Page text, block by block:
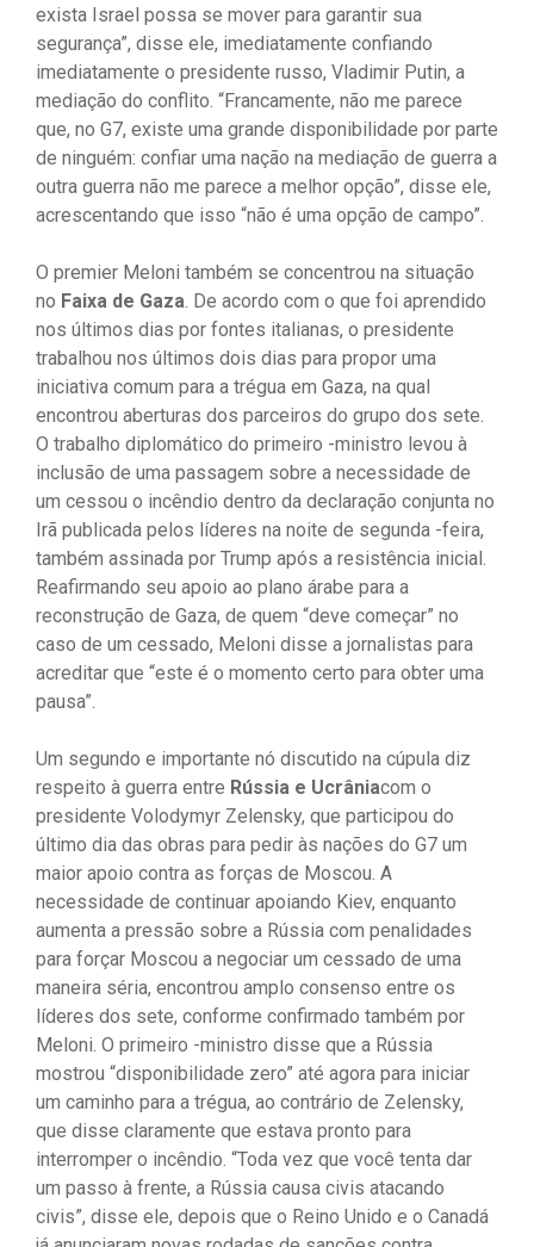
exista Israel possa se mover para garantir sua
segurança”, disse ele, imediatamente confiando
imediatamente o presidente russo, Vladimir Putin, a
mediação do conflito. “Francamente, não me parece
que, no G7, existe uma grande disponibilidade por parte
de ninguém: confiar uma nação na mediação de guerra a
outra guerra não me parece a melhor opção”, disse ele,
acrescentando que isso “não é uma opção de campo”.
O premier Meloni também se concentrou na situação
no Faixa de Gaza. De acordo com o que foi aprendido
nos últimos dias por fontes italianas, o presidente
trabalhou nos últimos dois dias para propor uma
iniciativa comum para a trégua em Gaza, na qual
encontrou aberturas dos parceiros do grupo dos sete.
O trabalho diplomático do primeiro -ministro levou à
inclusão de uma passagem sobre a necessidade de
um cessou o incêndio dentro da declaração conjunta no
Irã publicada pelos líderes na noite de segunda -feira,
também assinada por Trump após a resistência inicial.
Reafirmando seu apoio ao plano árabe para a
reconstrução de Gaza, de quem “deve começar” no
caso de um cessado, Meloni disse a jornalistas para
acreditar que “este é o momento certo para obter uma
pausa”.
Um segundo e importante nó discutido na cúpula diz
respeito à guerra entre Rússia e Ucrâniacom o
presidente Volodymyr Zelensky, que participou do
último dia das obras para pedir às nações do G7 um
maior apoio contra as forças de Moscou. A
necessidade de continuar apoiando Kiev, enquanto
aumenta a pressão sobre a Rússia com penalidades
para forçar Moscou a negociar um cessado de uma
maneira séria, encontrou amplo consenso entre os
líderes dos sete, conforme confirmado também por
Meloni. O primeiro -ministro disse que a Rússia
mostrou “disponibilidade zero” até agora para iniciar
um caminho para a trégua, ao contrário de Zelensky,
que disse claramente que estava pronto para
interromper o incêndio. “Toda vez que você tenta dar
um passo à frente, a Rússia causa civis atacando
civis”, disse ele, depois que o Reino Unido e o Canadá